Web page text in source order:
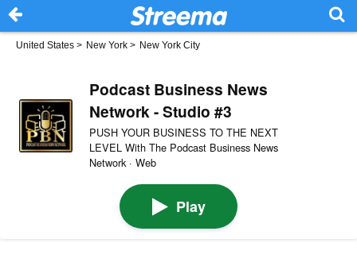
United States > New York > New York City
Podcast Business News
Network - Studio #3
PUSH YOUR BUSINESS TO THE NEXT
LEVEL With The Podcast Business News
Network · Web
Play